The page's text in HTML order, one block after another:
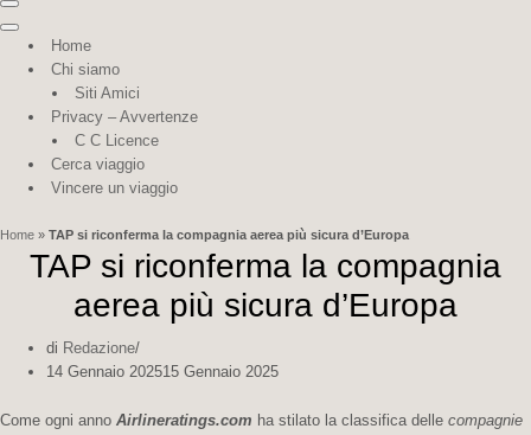
Menu
di
navigazione
Menu
navigazione
Home
Chi siamo
Siti Amici
Privacy – Avvertenze
C C Licence
Cerca viaggio
Vincere un viaggio
Home » TAP si riconferma la compagnia aerea più sicura d’Europa
TAP si riconferma la compagnia
aerea più sicura d’Europa
di Redazione
14 Gennaio 202515 Gennaio 2025
Come ogni anno Airlineratings.com ha stilato la classifica delle compagnie